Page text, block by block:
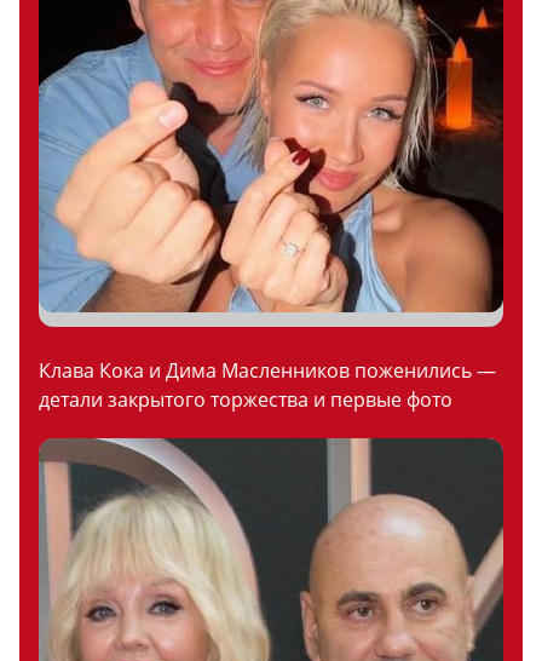
Клава Кока и Дима Масленников поженились —
детали закрытого торжества и первые фото